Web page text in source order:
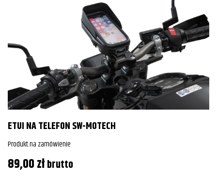
ETUI NA TELEFON SW-MOTECH
Produkt na zamówienie
89,00złbrutto